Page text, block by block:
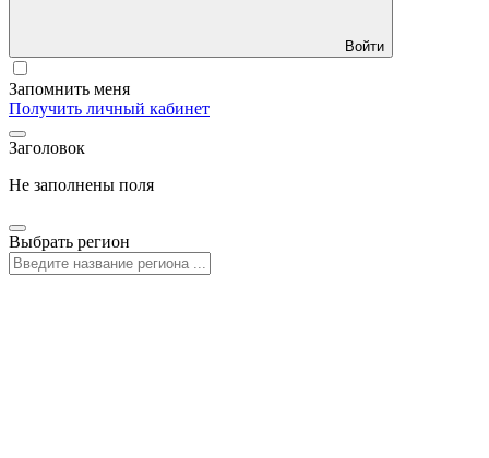
Войти
Запомнить меня
Получить личный кабинет
Заголовок
Не заполнены поля
Выбрать регион